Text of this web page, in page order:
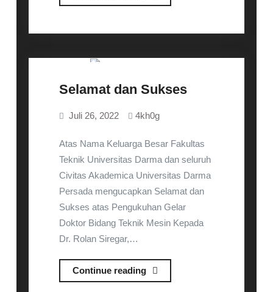
Session
at
関
学
つ
い
Uncategorized
Selamat dan Sukses
Juli 26, 2022 4kh0g
Atas Nama Keluarga Besar Fakultas
Teknik Universitas Darma dan seluruh
Civitas Akademica Universitas Darma
Persada mengucapkan Selamat dan
Sukses atas Pengukuhan Gelar
Doktor Bidang Teknik Mesin Kepada
Dr. Rolan Siregar,…
Continue readingSelamat
dan